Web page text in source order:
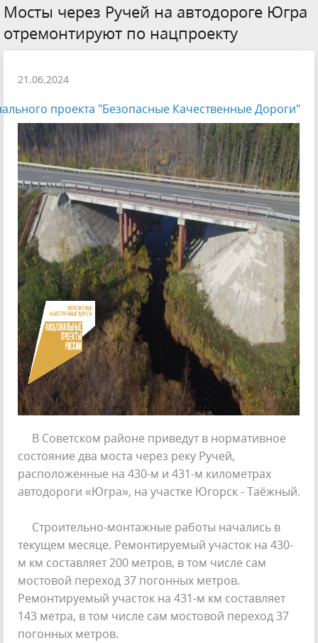
Мосты через Ручей на автодороге Югра
отремонтируют по нацпроекту
21.06.2024
проекта "Безопасные Качественные Дороги"
В Советском районе приведут в нормативное
состояние два моста через реку Ручей,
расположенные на 430-м и 431-м километрах
автодороги «Югра», на участке Югорск - Таёжный.
Строительно-монтажные работы начались в
текущем месяце. Ремонтируемый участок на 430-
м км составляет 200 метров, в том числе сам
мостовой переход 37 погонных метров.
Ремонтируемый участок на 431-м км составляет
143 метра, в том числе сам мостовой переход 37
погонных метров.